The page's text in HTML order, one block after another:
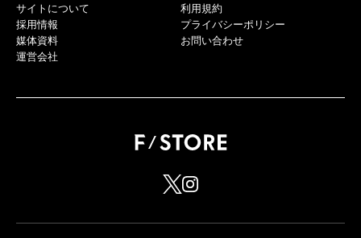
サイトについて
採用情報
媒体資料
運営会社
利用規約
プライバシーポリシー
お問い合わせ